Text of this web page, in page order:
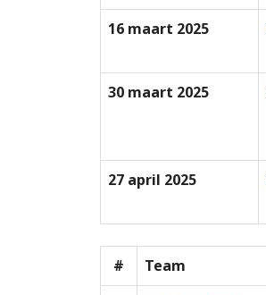
16 maart 2025
30 maart 2025
27 april 2025
# Team